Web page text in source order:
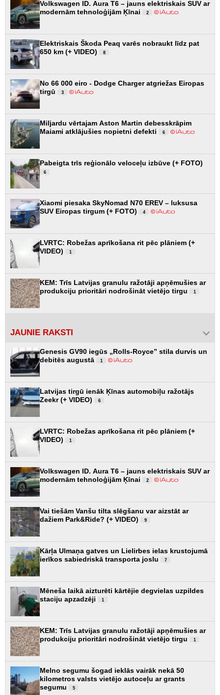
Volkswagen ID. Aura T6 – jauns elektriskais SUV ar
modernām tehnoloģijām Ķīnai
2
Elektriskais Škoda Peaq varēs nobraukt līdz pat
650 km (+ VIDEO)
8
No 66 000 eiro - Dodge Charger atgriežas Eiropas
tirgū
3
Miljardu vērtajam Aston Martin debesskrāpim
Maiami atklājušies nopietni defekti
6
Pabeigta trīs reģionālo veloceļu izbūve (+ FOTO)
6
Xiaomi piesaka SkyNomad N70 EREV – luksusa
SUV Eiropas tirgum (+ FOTO)
4
LVRTC: Robežas aprīkošana rit pēc plāniem (+
VIDEO)
1
KEM: Trīs Latvijas granulu ražotāji apņēmušies ar
produkciju prioritāri nodrošināt vietējo tirgu
1
JAUNIE RAKSTI
Genesis GV90 iegūs „Rolls-Royce” stila durvis un
debitēs augustā
1
Latvijas tirgū ienāk Ķīnas automobiļu ražotājs
Zeekr (+ VIDEO)
6
LVRTC: Robežas aprīkošana rit pēc plāniem (+
VIDEO)
1
Volkswagen ID. Aura T6 – jauns elektriskais SUV ar
modernām tehnoloģijām Ķīnai
2
Vai tiešām Vanšu tilta slēgšanu var aizstāt ar
dažiem Park&Ride? (+ VIDEO)
9
Kārļa Ulmaņa gatves un Lielirbes ielas krustojumā
ierīkos sabiedriskā transporta joslu
7
Mēneša laikā aizturēti kārtējie degvielas uzpildes
staciju apzadzēji
1
KEM: Trīs Latvijas granulu ražotāji apņēmušies ar
produkciju prioritāri nodrošināt vietējo tirgu
1
Melno segumu šogad ieklās vairāk nekā 50
kilometros valsts vietējo autoceļu ar grants
segumu
5